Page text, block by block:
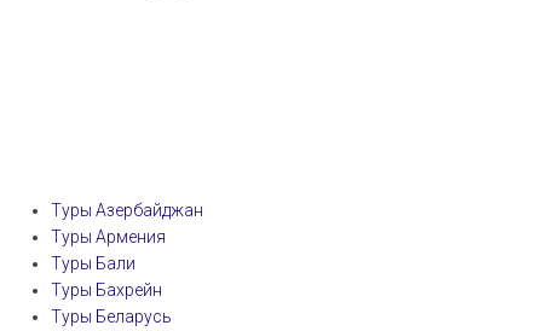
Туры Азербайджан
Туры Армения
Туры Бали
Туры Бахрейн
Туры Беларусь